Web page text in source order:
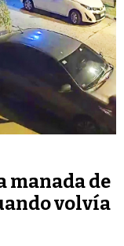
manada de
volvía